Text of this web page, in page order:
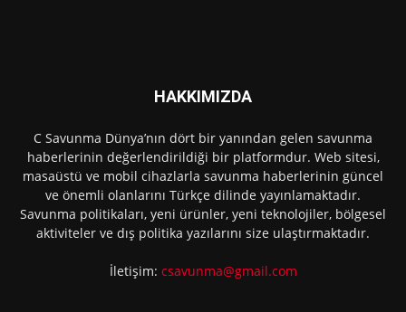
HAKKIMIZDA
C Savunma Dünya’nın dört bir yanından gelen savunma
haberlerinin değerlendirildiği bir platformdur. Web sitesi,
masaüstü ve mobil cihazlarla savunma haberlerinin güncel
ve önemli olanlarını Türkçe dilinde yayınlamaktadır.
Savunma politikaları, yeni ürünler, yeni teknolojiler, bölgesel
aktiviteler ve dış politika yazılarını size ulaştırmaktadır.
İletişim: csavunma@gmail.com